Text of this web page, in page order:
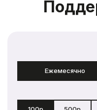
Ежемесячно